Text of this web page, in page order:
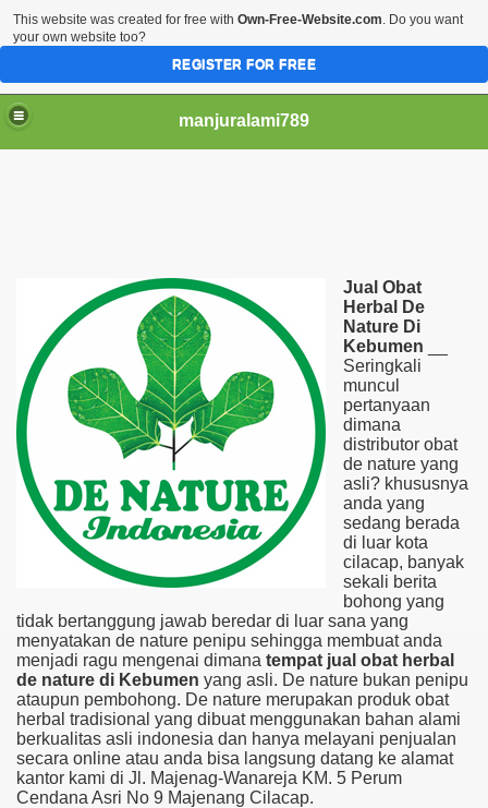
manjuralami789
Jual Obat
Herbal De
Nature Di
Kebumen
Seringkali
muncul
pertanyaan
dimana
distributor obat
de nature yang
asli? khususnya
anda yang
sedang berada
di luar kota
cilacap, banyak
sekali berita
bohong yang
tidak bertanggung jawab beredar di luar sana yang
menyatakan de nature penipu sehingga membuat anda
menjadi ragu mengenai dimana tempat jual obat herbal
de nature di Kebumen yang asli. De nature bukan penipu
ataupun pembohong. De nature merupakan produk obat
herbal tradisional yang dibuat menggunakan bahan alami
berkualitas asli indonesia dan hanya melayani penjualan
secara online atau anda bisa langsung datang ke alamat
kantor kami di Jl. Majenag-Wanareja KM. 5 Perum
Cendana Asri No 9 Majenang Cilacap.
Secara Alami
This website was created for free with Own-Free-Website.com. Do you want
your own website too?
REGISTER FOR FREE